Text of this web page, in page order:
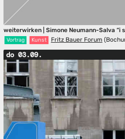
weiterwirken | Simone Neumann-Salva “i
Vortrag Kunst Fritz Bauer Forum
do 03.09.